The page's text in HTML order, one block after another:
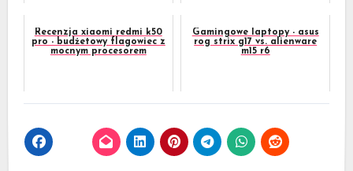
Recenzja xiaomi redmi k50
pro - budżetowy flagowiec z
mocnym procesorem
Gamingowe laptopy - asus
rog strix g17 vs. alienware
m15 r6